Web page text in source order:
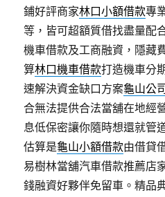
鋪好評商家林口小額借款專
等，皆可超額質借找盡量配
機車借款及工商融資，隱藏
算林口機車借款打造機車分
速解決資金缺口方案龜山公
合無法提供合法當舖在地經
息低保密讓你隨時想還就管
估算是龜山小額借款由借貸
易樹林當舖汽車借款推薦店
錢融資好夥伴免留車。精品